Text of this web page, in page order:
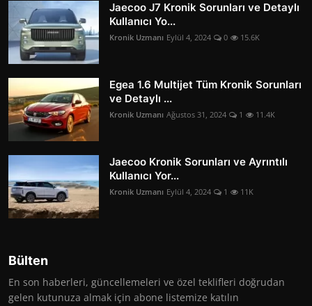
Jaecoo J7 Kronik Sorunları ve Detaylı
Kullanıcı Yo...
Kronik Uzmanı Eylül 4, 2024 0 15.6K
Egea 1.6 Multijet Tüm Kronik Sorunları
ve Detaylı ...
Kronik Uzmanı Ağustos 31, 2024 1 11.4K
Jaecoo Kronik Sorunları ve Ayrıntılı
Kullanıcı Yor...
Kronik Uzmanı Eylül 4, 2024 1 11K
Bülten
En son haberleri, güncellemeleri ve özel teklifleri doğrudan
gelen kutunuza almak için abone listemize katılın